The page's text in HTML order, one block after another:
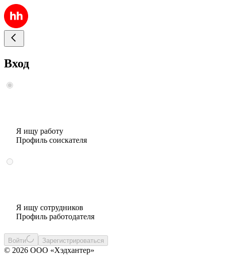
Вход
Я ищу работу
Профиль соискателя
Я ищу сотрудников
Профиль работодателя
Войти Зарегистрироваться
© 2026 ООО «Хэдхантер»